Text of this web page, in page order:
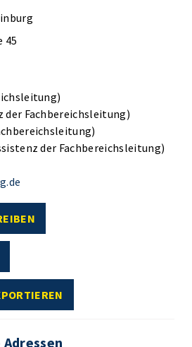
45
der Fachbereichsleitung)
der Fachbereichsleitung)